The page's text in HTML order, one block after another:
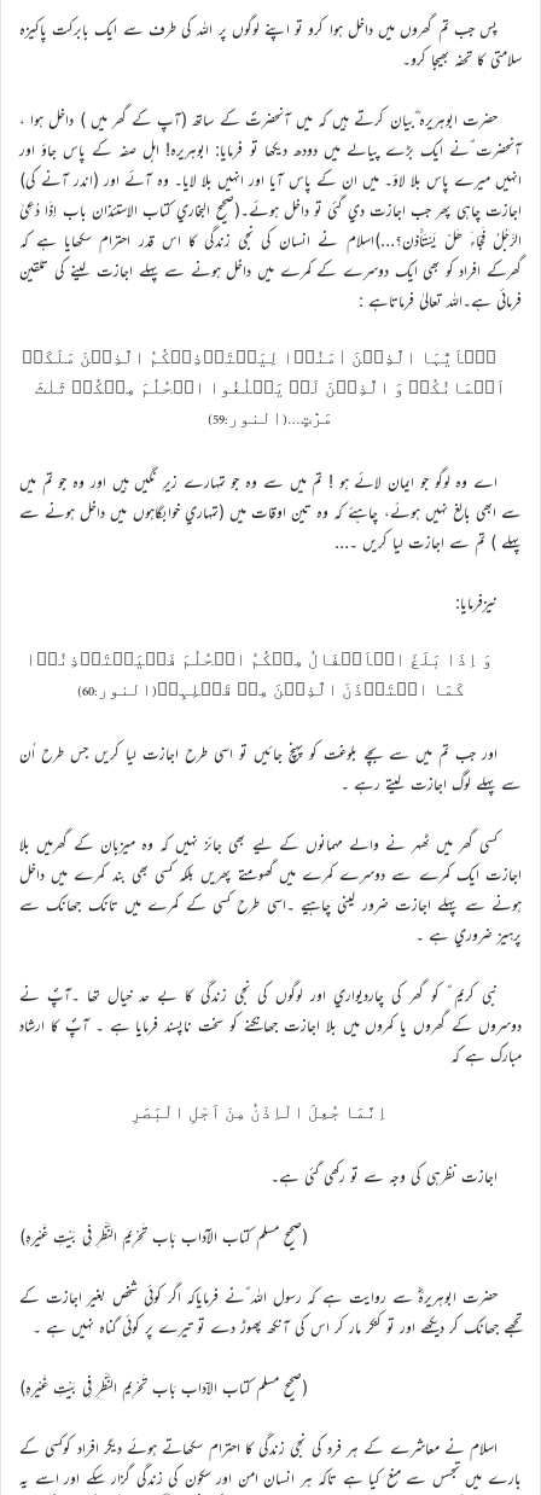
پس جب تم گھروں ميں داخل ہوا کرو تو اپنے لوگوں پر اللہ کي طرف سے ايک بابرکت پاکيزہ
سلامتي کا تحفہ بھيجا کرو۔
حضرت ابوہريرہ ؓبيان کرتے ہيں کہ ميں آنحضرتؐ کے ساتھ (آپ کے گھر ميں ) داخل ہوا ،
آنحضرت ؐنے ايک بڑے پيالے ميں دودھ ديکھا تو فرمايا: ابوہريرہ! اہل صفہ کے پاس جاؤ اور
انہيں ميرے پاس بلا لاؤ۔ ميں ان کے پاس آيا اور انہيں بلا لايا۔ وہ آئے اور (اندر آنے کي)
اجازت چاہي پھر جب اجازت دي گئي تو داخل ہوئے۔(صحيح البخاري کتاب الاستئذان باب اِذَا دُعِيَ
الرَّجُلُ فَجَاءَ ھَلْ يَسْتَأْذن؟…)اسلام نے انسان کي نجي زندگي کا اس قدر احترام سکھايا ہے کہ
گھرکے افراد کو بھي ايک دوسرے کے کمرے ميں داخل ہونے سے پہلے اجازت لينے کي تلقين
فرمائي ہے۔اللہ تعاليٰ فرماتاہے :
یٰۤاَیُّہَا الَّذِیۡنَ اٰمَنُوۡا لِیَسۡتَاۡذِنۡکُمُ الَّذِیۡنَ مَلَکَتۡ
اَیۡمَانُکُمۡ وَ الَّذِیۡنَ لَمۡ یَبۡلُغُوا الۡحُلُمَ مِنۡکُمۡ ثَلٰثَ
مَرّٰتٍ…(النور:59)
اے وہ لوگو جو ايمان لائے ہو ! تم ميں سے وہ جو تمہارے زيرِ نگيں ہيں اور وہ جو تم ميں
سے ابھي بالغ نہيں ہوئے، چاہئے کہ وہ تين اوقات ميں (تمہاري خوابگاہوں ميں داخل ہونے سے
پہلے ) تم سے اجازت ليا کريں ۔…
نيزفرمايا:
وَ اِذَا بَلَغَ الۡاَطۡفَالُ مِنۡکُمُ الۡحُلُمَ فَلۡیَسۡتَاۡذِنُوۡا
کَمَا اسۡتَاۡذَنَ الَّذِیۡنَ مِنۡ قَبۡلِہِمۡ(النور:60)
اور جب تم ميں سے بچے بلوغت کو پہنچ جائيں تو اسي طرح اجازت ليا کريں جس طرح اُن
سے پہلے لوگ اجازت ليتے رہے ۔
کسي گھر ميں ٹھہر نے والے مہمانوں کے ليے بھي جائز نہيں کہ وہ ميزبان کے گھرميں بلا
اجازت ايک کمرے سے دوسرے کمرے ميں گھومتے پھريں بلکہ کسي بھي بند کمرے ميں داخل
ہونے سے پہلے اجازت ضرور ليني چاہيے ۔اسي طرح کسي کے کمرے ميں تانک جھانک سے
پرہيز ضروري ہے ۔
نبي کريم ؐ کو گھر کي چارديواري اور لوگوں کي نجي زندگي کا بے حد خيال تھا ۔آپؐ نے
دوسروں کے گھروں يا کمروں ميں بلا اجازت جھانکنے کو سخت ناپسند فرمايا ہے ۔ آپؐ کا ارشاد
مبارک ہے کہ
اِنَّمَا جُعِلَ الْاِذْنُ مِنْ اَجْلِ الْبَصَرِ
اجازت نظرہي کي وجہ سے تو رکھي گئي ہے۔
(صحيح مسلم کتاب الآداب بَاب تَحْرِيمِ النَّظَرِ فِي بَيْتِ غَيْرہِ)
حضرت ابوہريرہؓ سے روايت ہے کہ رسول اللہ ؐنے فرماياکہ اگر کوئي شخص بغير اجازت کے
تجھے جھانک کر ديکھے اور تو کنکر مار کر اس کي آنکھ پھوڑ دے تو تيرے پر کوئي گناہ نہيں ہے ۔
(صحيح مسلم کتاب الاۤداب بَاب تَحْرِيمِ النَّظَرِ فِي بَيْتِ غَيْرہِ)
اسلام نے معاشرے کے ہر فرد کي نجي زندگي کا احترام سکھاتے ہوئے ديگر افراد کوکسي کے
بارے ميں تجسس سے منع کيا ہے تاکہ ہر انسان امن اور سکون کي زندگي گزار سکے اور اسے يہ